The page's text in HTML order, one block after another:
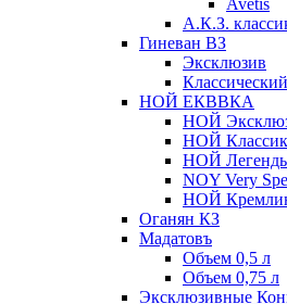
Avetis
А.К.З.
Гиневан ВЗ
Эксклюзив
НОЙ ЕКВВКА
НОЙ
НОЙ Классик
НОЙ
NOY Very
НОЙ
Оганян КЗ
Мадатовъ
Объем 0,5 л
Объем 0,75 л
Эксклюзивные